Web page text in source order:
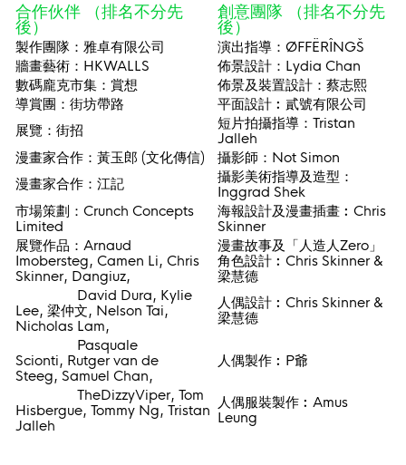
合作伙伴 （排名不分先
後）
創意團隊 （排名不分先
後）
製作團隊：雅卓有限公司
演出指導：ØFFËRÎNGŠ
牆畫藝術：HKWALLS
佈景設計：Lydia Chan
數碼龐克市集：賞想
佈景及裝置設計：蔡志熙
導賞團：街坊帶路
平面設計︰貳號有限公司
展覽：街招
短片拍攝指導：Tristan
Jalleh
漫畫家合作：黃玉郎 (文化傳信)
攝影師：Not Simon
漫畫家合作：江記
攝影美術指導及造型：
Inggrad Shek
市場策劃：Crunch Concepts
Limited
海報設計及漫畫插畫︰Chris
Skinner
展覽作品：Arnaud
Imobersteg, Camen Li, Chris
Skinner, Dangiuz,
漫畫故事及「人造人Zero」
角色設計︰Chris Skinner &
梁慧德
David Dura, Kylie
Lee, 梁仲文, Nelson Tai,
Nicholas Lam,
人偶設計︰Chris Skinner &
梁慧德
Pasquale
Scionti, Rutger van de
Steeg, Samuel Chan,
人偶製作︰P爺
TheDizzyViper, Tom
Hisbergue, Tommy Ng, Tristan
Jalleh
人偶服裝製作︰Amus
Leung